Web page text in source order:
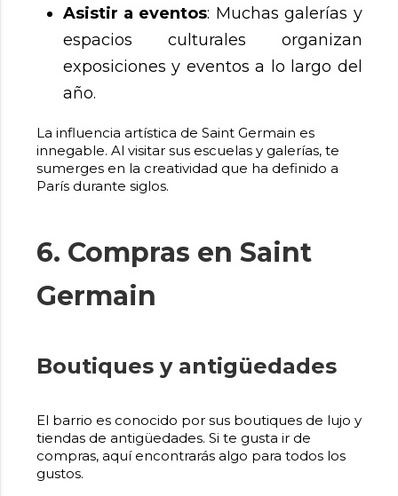
Asistir a eventos: Muchas galerías y
espacios culturales organizan
exposiciones y eventos a lo largo del
año.
La influencia artística de Saint Germain es
innegable. Al visitar sus escuelas y galerías, te
sumerges en la creatividad que ha definido a
París durante siglos.
6. Compras en Saint
Germain
Boutiques y antigüedades
El barrio es conocido por sus boutiques de lujo y
tiendas de antigüedades. Si te gusta ir de
compras, aquí encontrarás algo para todos los
gustos.